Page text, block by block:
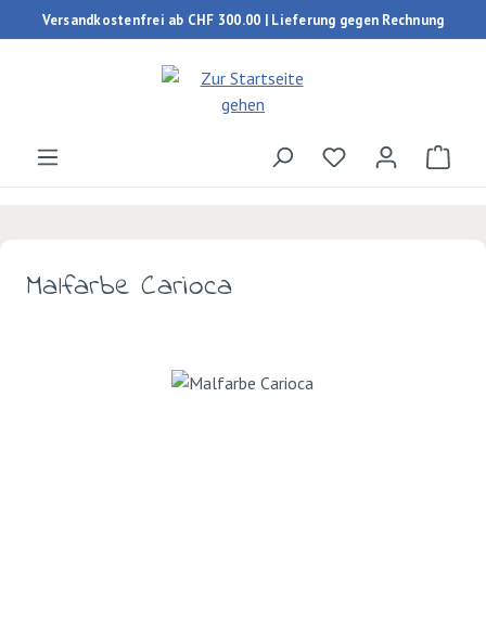
Zum Hauptinhalt springen
Versandkostenfrei ab CHF 300.00 | Lieferung gegen Rechnung
Du hast 0
Malfarbe Carioca
Bildergalerie überspringen